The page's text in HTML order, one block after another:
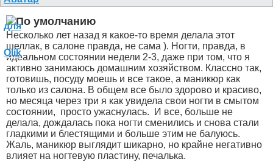
Несколько лет назад я какое-то время делала этот
шеллак, в салоне правда, не сама ). Ногти, правда, в
идеальном состоянии недели 2-3, даже при том, что я
активно занимаюсь домашним хозяйством. Классно так,
готовишь, посуду моешь и все такое, а маникюр как
только из салона. В общем все было здорово и красиво,
но месяца через три я как увидела свои ногти в смытом
состоянии, просто ужаснулась.
И все, больше не
делала, дождалась пока ногти сменились и снова стали
гладкими и блестящими и больше этим не балуюсь.
Жаль, маникюр выглядит шикарно, но крайне негативно
влияет на ногтевую пластину, печалька.